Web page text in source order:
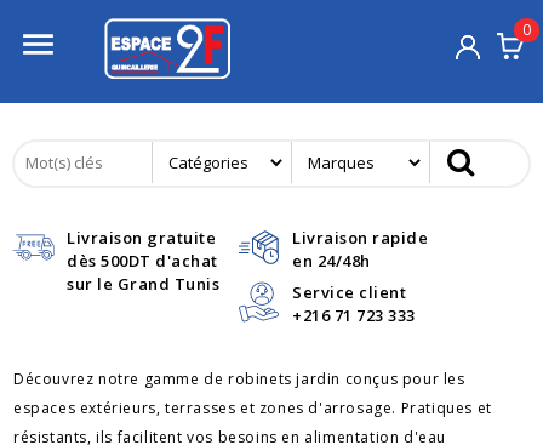
 0
Livraison gratuite
dès 500DT d'achat
sur le Grand Tunis
Livraison rapide
en 24/48h
Service client
+216 71 723 333
Découvrez notre gamme de robinets jardin conçus pour les
espaces extérieurs, terrasses et zones d'arrosage. Pratiques et
résistants, ils facilitent vos besoins en alimentation d'eau